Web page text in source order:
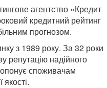
агентство «Кредит
кредитний рейтинг
прогнозом.
з 1989 року. За 32 роки
репутацію надійного
споживачам
якості.